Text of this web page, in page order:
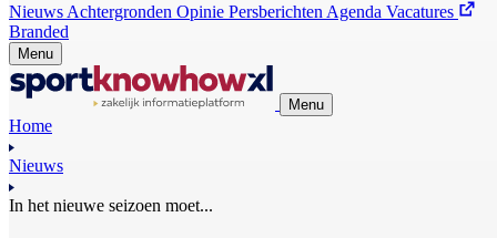
Nieuws Achtergronden Opinie Persberichten Agenda Vacatures
Branded
Menu
Menu
Home
Nieuws
In het nieuwe seizoen moet...